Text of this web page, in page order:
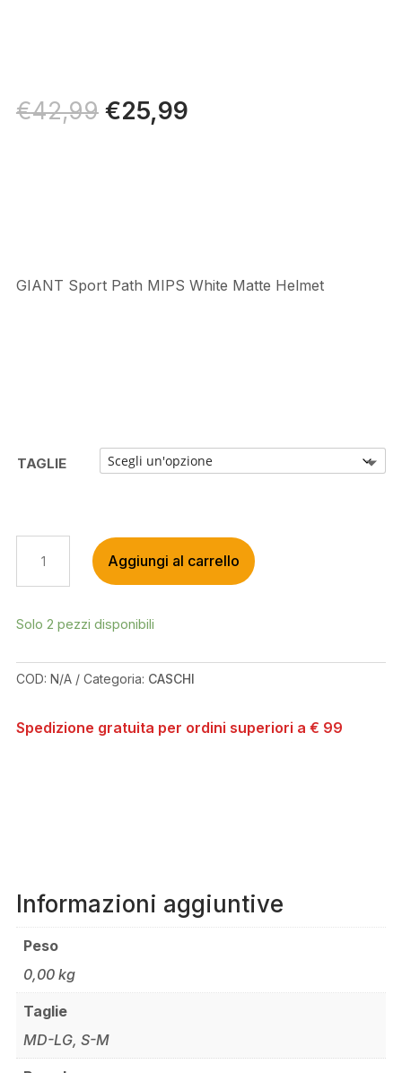
€42,99 Il
prezzo
€25,99Il
GIANT Sport Path MIPS White Matte Helmet
TAGLIE
SPORT
PATH
WHITE
HELMET
QUANTITÀ
Aggiungi al carrello
Solo 2 pezzi disponibili
COD: N/A Categoria: CASCHI
Spedizione gratuita per ordini superiori a € 99
Informazioni aggiuntive
Peso
0,00 kg
Taglie
MD-LG, S-M